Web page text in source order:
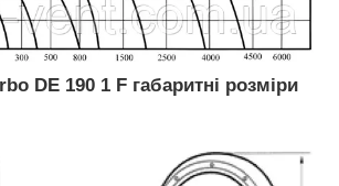
DE 190 1 F габаритні розміри